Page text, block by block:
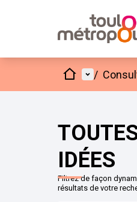
Accueil
Menu
/
IDÉES
Filtrez de façon
résultats de votre